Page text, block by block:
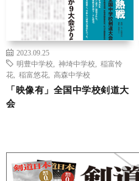
2023.09.25
明豊中学校
神埼中学校
稲富怜
花
稲富悠花 高森中学校
「映像有」全国中学校剣道大
会